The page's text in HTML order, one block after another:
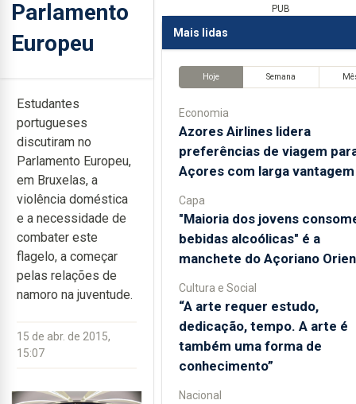
Parlamento
Europeu
Estudantes
portugueses
discutiram no
Parlamento Europeu,
em Bruxelas, a
violência doméstica
e a necessidade de
combater este
flagelo, a começar
pelas relações de
namoro na juventude.
15 de abr. de 2015,
15:07
PUB
Mais lidas
Hoje Semana
Economia
Azores Airlines lidera
preferências de viagem
Açores com larga vantagem
Capa
"Maioria dos jovens
bebidas alcoólicas" é a
manchete do Açoriano
Cultura e Social
“A arte requer estudo,
dedicação, tempo. A arte é
também uma forma de
conhecimento”
Nacional